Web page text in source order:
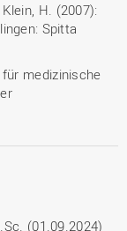
H. (2007):
Spitta
medizinische
(01.09.2024)